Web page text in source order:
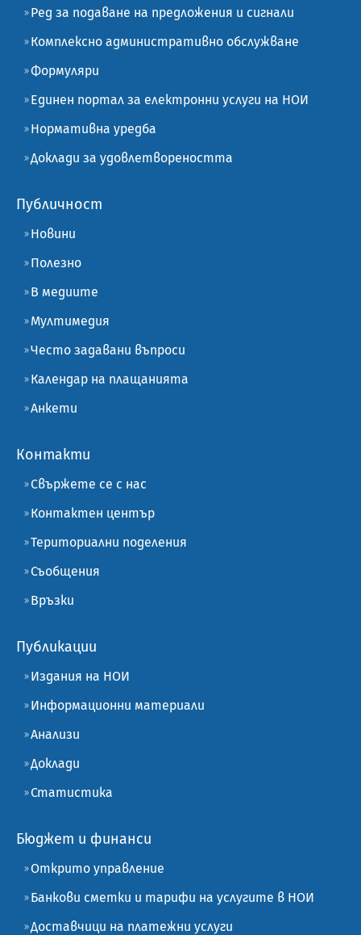
Ред за подаване на предложения и сигнали
Комплексно административно обслужване
Формуляри
Единен портал за електронни услуги на НОИ
Нормативна уредба
Доклади за удовлетвореността
Публичност
Новини
Полезно
В медиите
Мултимедия
Често задавани въпроси
Календар на плащанията
Анкети
Контакти
Свържете се с нас
Контактен център
Териториални поделения
Съобщения
Връзки
Публикации
Издания на НОИ
Информационни материали
Анализи
Доклади
Статистика
Бюджет и финанси
Открито управление
Банкови сметки и тарифи на услугите в НОИ
Доставчици на платежни услуги